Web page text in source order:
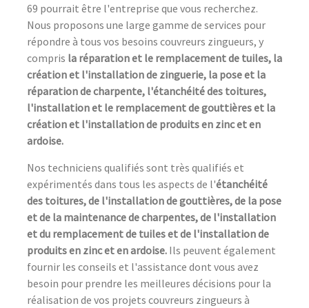
69 pourrait être l'entreprise que vous recherchez.
Nous proposons une large gamme de services pour
répondre à tous vos besoins couvreurs zingueurs, y
compris la réparation et le remplacement de tuiles, la
création et l'installation de zinguerie, la pose et la
réparation de charpente, l'étanchéité des toitures,
l'installation et le remplacement de gouttières et la
création et l'installation de produits en zinc et en
ardoise.
Nos techniciens qualifiés sont très qualifiés et
expérimentés dans tous les aspects de l'étanchéité
des toitures, de l'installation de gouttières, de la pose
et de la maintenance de charpentes, de l'installation
et du remplacement de tuiles et de l'installation de
produits en zinc et en ardoise. Ils peuvent également
fournir les conseils et l'assistance dont vous avez
besoin pour prendre les meilleures décisions pour la
réalisation de vos projets couvreurs zingueurs à